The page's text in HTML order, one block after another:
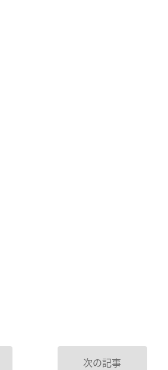
次の記事